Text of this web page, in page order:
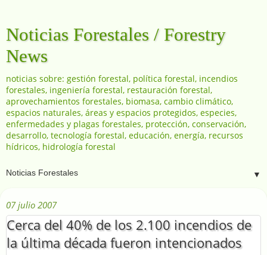
Noticias Forestales / Forestry
News
noticias sobre: gestión forestal, política forestal, incendios
forestales, ingeniería forestal, restauración forestal,
aprovechamientos forestales, biomasa, cambio climático,
espacios naturales, áreas y espacios protegidos, especies,
enfermedades y plagas forestales, protección, conservación,
desarrollo, tecnología forestal, educación, energía, recursos
hídricos, hidrología forestal
▼
07 julio 2007
Cerca del 40% de los 2.100 incendios de
la última década fueron intencionados